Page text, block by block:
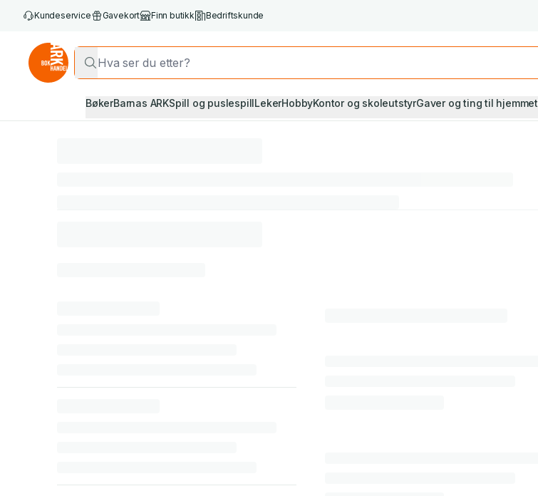
Kundeservice Gavekort Finn butikk Bedriftskunde
BøkerBarnas ARKSpill og puslespillLekerHobbyKontor og skoleutstyrGaver og ting til hjemmet